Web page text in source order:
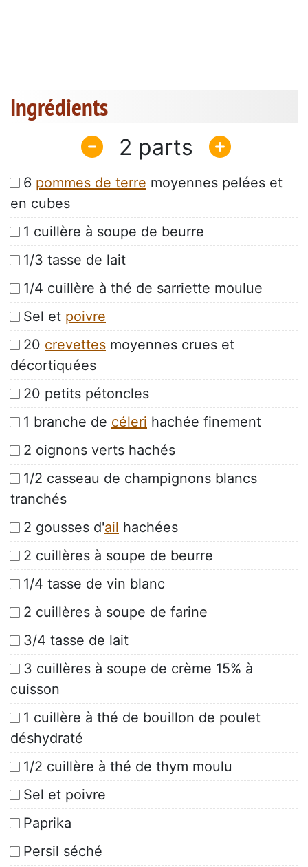
Ingrédients
2
6 pommes de terre moyennes pelées et
en cubes
1 cuillère à soupe de beurre
1/3 tasse de lait
1/4 cuillère à thé de sarriette moulue
Sel et poivre
20 crevettes moyennes crues et
décortiquées
20 petits pétoncles
1 branche de céleri hachée finement
2 oignons verts hachés
1/2 casseau de champignons blancs
tranchés
2 gousses d'ail hachées
2 cuillères à soupe de beurre
1/4 tasse de vin blanc
2 cuillères à soupe de farine
3/4 tasse de lait
3 cuillères à soupe de crème 15% à
cuisson
1 cuillère à thé de bouillon de poulet
déshydraté
1/2 cuillère à thé de thym moulu
Sel et poivre
Paprika
Persil séché